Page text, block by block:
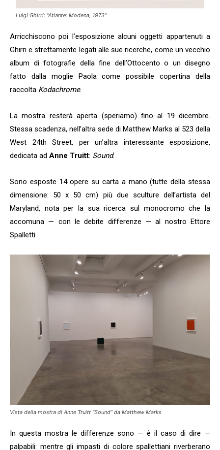
Luigi Ghirri: “Atlante: Modena, 1973”
Arricchiscono poi l’esposizione alcuni oggetti appartenuti a
Ghirri e strettamente legati alle sue ricerche, come un vecchio
album di fotografie della fine dell’Ottocento o un disegno
fatto dalla moglie Paola come possibile copertina della
raccolta Kodachrome.
La mostra resterà aperta (speriamo) fino al 19 dicembre.
Stessa scadenza, nell’altra sede di Matthew Marks al 523 della
West 24th Street, per un’altra interessante esposizione,
dedicata ad Anne Truitt: Sound.
Sono esposte 14 opere su carta a mano (tutte della stessa
dimensione: 50 x 50 cm) più due sculture dell’artista del
Maryland, nota per la sua ricerca sul monocromo che la
accomuna — con le debite differenze — al nostro Ettore
Spalletti.
Vista della mostra di Anne Truitt “Sound” da Matthew Marks
In questa mostra le differenze sono — è il caso di dire —
palpabili: mentre gli impasti di colore spallettiani riverberano